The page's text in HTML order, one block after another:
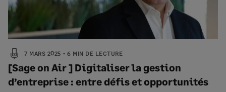
7 MARS 2025 6 MIN DE LECTURE
[Sage on Air ] Digitaliser la gestion
d’entreprise : entre défis et opportunités